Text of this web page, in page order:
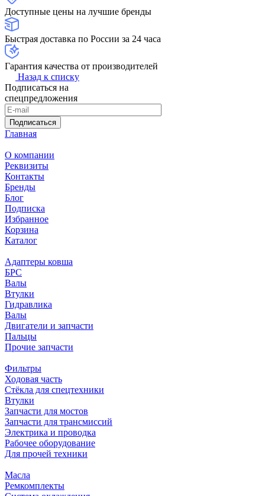
Доступные цены на лучшие бренды
Быстрая доставка по России за 24 часа
Гарантия качества от производителей
Назад к списку
Подписаться на
спецпредложения
Подписаться
Главная
О компании
Реквизиты
Контакты
Бренды
Блог
Подписка
Избранное
Корзина
Каталог
Адаптеры ковша
БРС
Валы
Втулки
Гидравлика
Валы
Двигатели и запчасти
Пальцы
Прочие запчасти
Фильтры
Ходовая часть
Стёкла для спецтехники
Втулки
Запчасти для мостов
Запчасти для трансмиссий
Электрика и проводка
Рабочее оборудование
Для прочей техники
Масла
Ремкомплекты